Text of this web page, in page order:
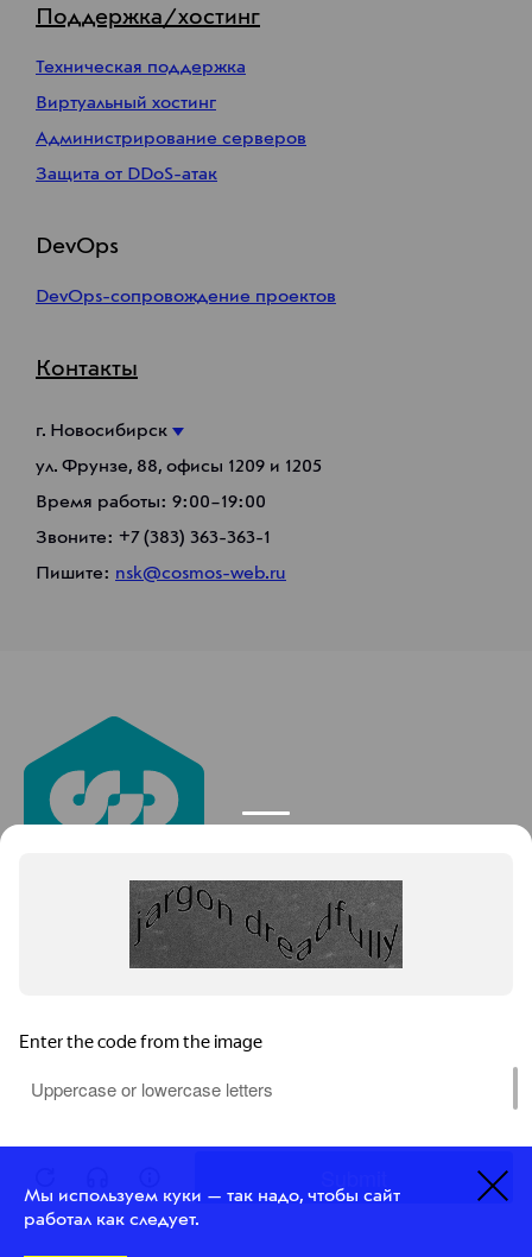
Поддержка/хостинг
Техническая поддержка
Виртуальный хостинг
Администрирование серверов
Защита от DDoS-атак
DevOps
DevOps-сопровождение проектов
Контакты
г. Новосибирск
ул. Фрунзе, 88, офисы 1209 и 1205
Время работы: 9:00–19:00
Звоните: +7 (383) 363-363-1
Пишите: nsk@cosmos-web.ru
ТОП-1 в разработке и продвижении сайтов
Политика конфиденциальности
Мы используем куки — так надо, чтобы сайт
работал как следует.